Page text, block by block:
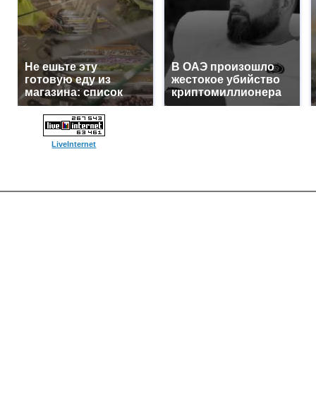
Не ешьте эту
готовую еду из
магазина: список
В ОАЭ произошло
жестокое убийство
криптомиллионера
LiveInternet